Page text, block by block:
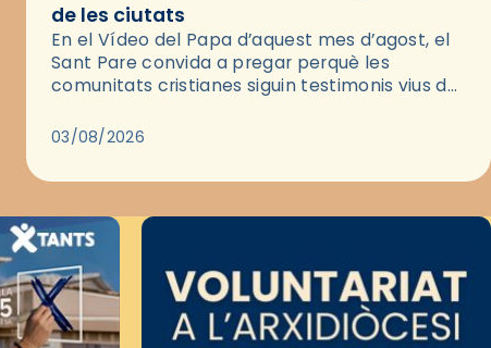
de les ciutats
En el Vídeo del Papa d’aquest mes d’agost, el
Sant Pare convida a pregar perquè les
comunitats cristianes siguin testimonis vius de
pregària, el…
03/08/2026